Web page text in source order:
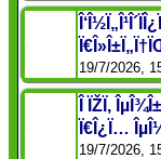
19/7/2026,
Î ÏŽÏ‚
Ï€Î¿Ï…
19/7/2026,